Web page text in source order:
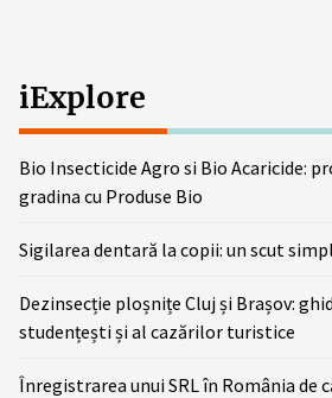
iExplore
Bio Insecticide Agro si Bio Acaricide:
gradina cu Produse Bio
Sigilarea dentară la copii: un scut
Dezinsecție ploșnițe Cluj și Brașov:
studențești și al cazărilor turistice
Înregistrarea unui SRL în România de